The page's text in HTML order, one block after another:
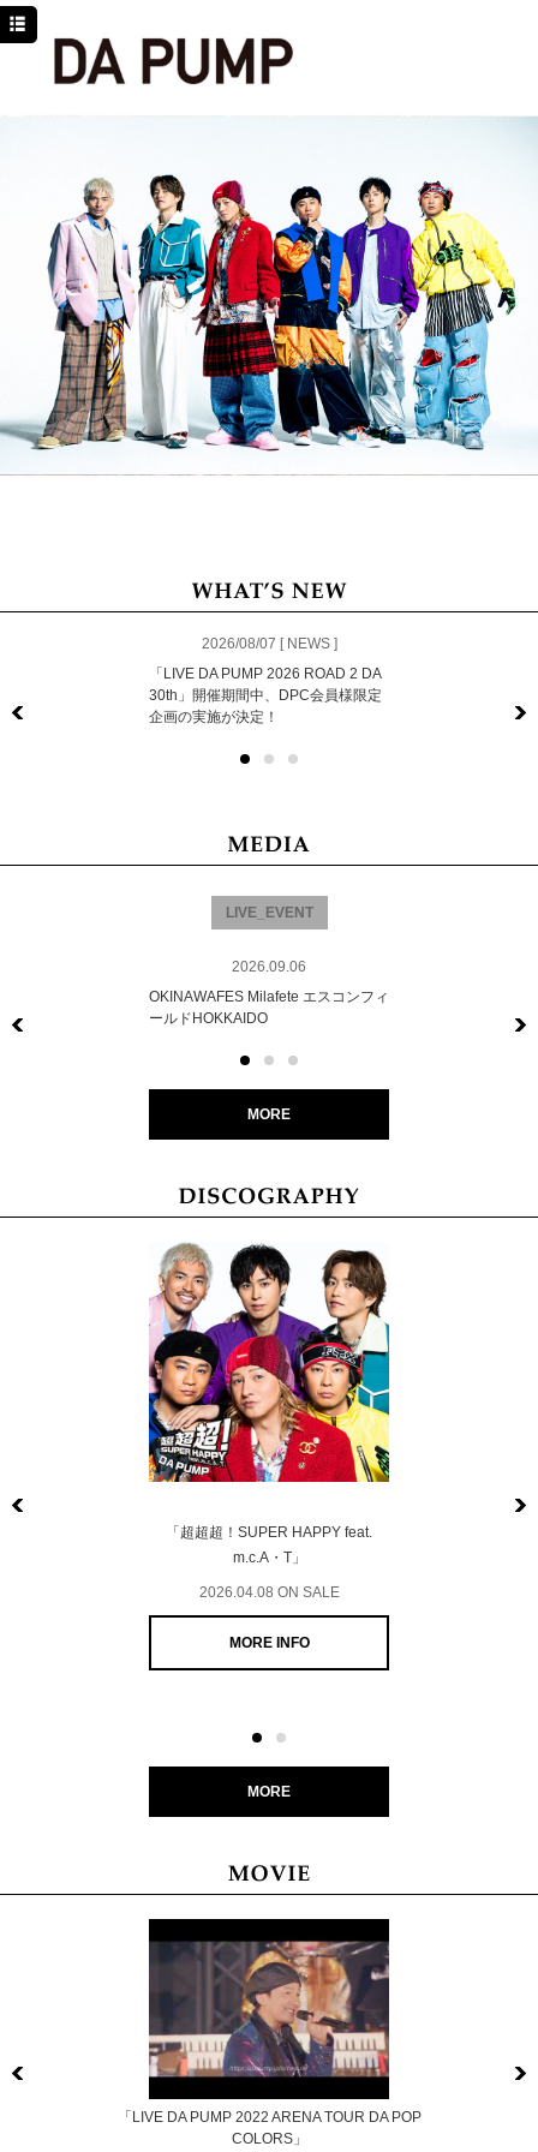
2026/08/07 [ NEWS ]
「LIVE DA PUMP 2026 ROAD 2 DA
30th」開催期間中、DPC会員様限定
企画の実施が決定！
LIVE_EVENT
2026.09.06
OKINAWAFES Milafete エスコンフィ
ールドHOKKAIDO
MORE
「超超超！SUPER HAPPY feat.
m.c.A・T」
2026.04.08 ON SALE
MORE INFO
MORE
「LIVE DA PUMP 2022 ARENA TOUR DA POP
COLORS」
NEWS
PROFILE
MOVIE
LINE
YouTube
BLOG
Facebook
Twitter
DPC